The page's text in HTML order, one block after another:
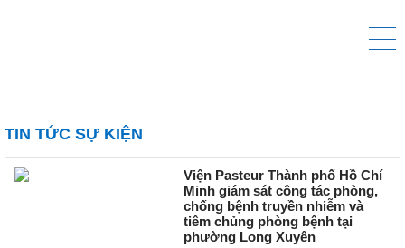
TIN TỨC SỰ KIỆN
Viện Pasteur Thành phố Hồ Chí
Minh giám sát công tác phòng,
chống bệnh truyền nhiễm và
tiêm chủng phòng bệnh tại
phường Long Xuyên